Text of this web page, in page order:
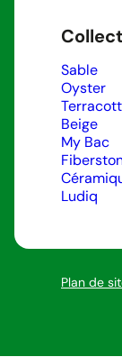
Sable
Oyster
Beige
My Bac
Ludiq
Plan de